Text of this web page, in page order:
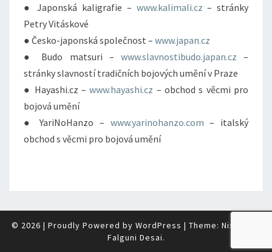
● Japonská kaligrafie – www.kalimali.cz – stránky
Petry Vitáskové
● Česko-japonská společnost – www.japan.cz
● Budo matsuri – www.slavnostibudo.japan.cz –
stránky slavností tradičních bojových umění v Praze
● Hayashi.cz –www.hayashi.cz – obchod s věcmi pro
bojová umění
● YariNoHanzo – www.yarinohanzo.com – italský
obchod s věcmi pro bojová umění
© 2026 | Proudly Powered by WordPress | Theme: Nisarg by
Falguni Desai.